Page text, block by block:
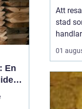
En
runt
Att
stad
än att
punkt
roll,
01